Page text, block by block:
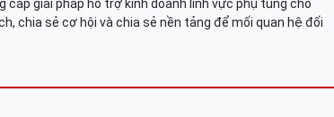
cấp giải pháp hỗ trợ kinh doanh lĩnh vực phụ tùng cho
chia sẻ cơ hội và chia sẻ nền tảng để mối quan hệ đối